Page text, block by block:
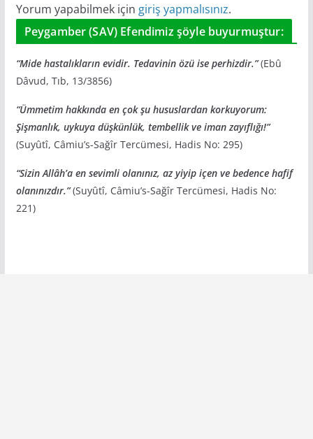
Yorum yapabilmek için giriş yapmalısınız.
Peygamber (SAV) Efendimiz şöyle buyurmuştur:
“Mide hastalıkların evidir. Tedavinin özü ise perhizdir.”(Ebû
Dâvud, Tıb, 13/3856)
“Ümmetim hakkında en çok şu hususlardan korkuyorum:
Şişmanlık, uykuya düşkünlük, tembellik ve iman zayıflığı!”
(Suyûtî, Câmiu’s-Sağîr Tercümesi, Hadis No: 295)
“Sizin Allâh’a en sevimli olanınız, az yiyip içen ve bedence hafif
olanınızdır.”(Suyûtî, Câmiu’s-Sağîr Tercümesi, Hadis No:
221)